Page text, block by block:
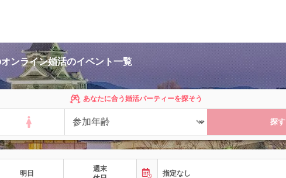
ンライン婚活のイベント一覧
あなたに合う婚活パーティーを探そう
探す
明日
週末
指定なし